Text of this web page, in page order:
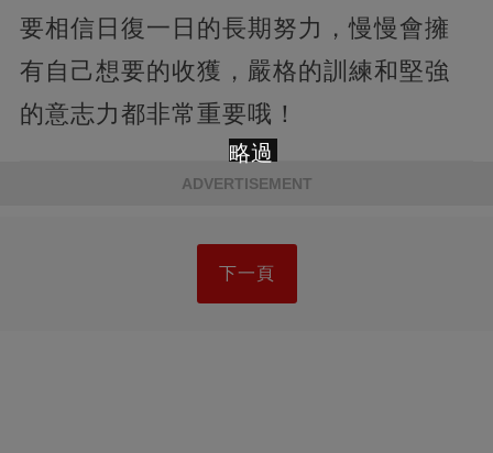
要相信日復一日的長期努力，慢慢會擁
有自己想要的收獲，嚴格的訓練和堅強
的意志力都非常重要哦！
ADVERTISEMENT
下一頁
略過